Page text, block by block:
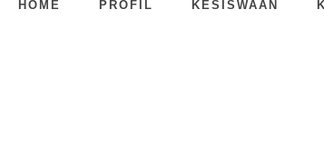
HOME PROFIL KESISWAAN